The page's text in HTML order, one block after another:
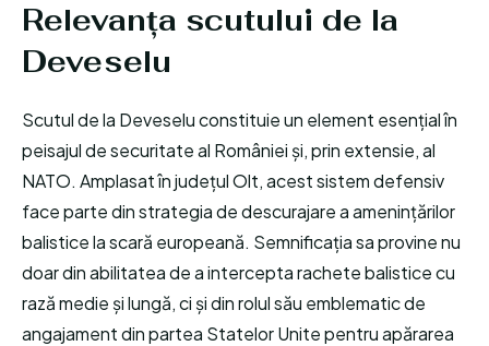
Relevanța scutului de la
Deveselu
Scutul de la Deveselu constituie un element esențial în
peisajul de securitate al României și, prin extensie, al
NATO. Amplasat în județul Olt, acest sistem defensiv
face parte din strategia de descurajare a amenințărilor
balistice la scară europeană. Semnificația sa provine nu
doar din abilitatea de a intercepta rachete balistice cu
rază medie și lungă, ci și din rolul său emblematic de
angajament din partea Statelor Unite pentru apărarea